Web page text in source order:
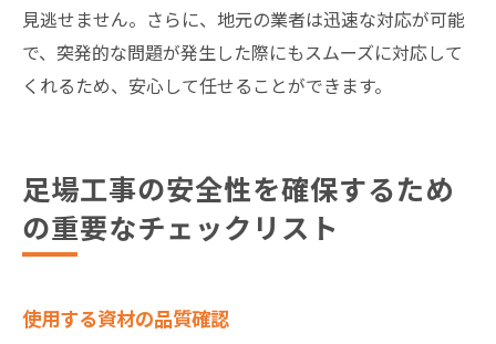
見逃せません。さらに、地元の業者は迅速な対応が可能
で、突発的な問題が発生した際にもスムーズに対応して
くれるため、安心して任せることができます。
足場工事の安全性を確保するため
の重要なチェックリスト
使用する資材の品質確認